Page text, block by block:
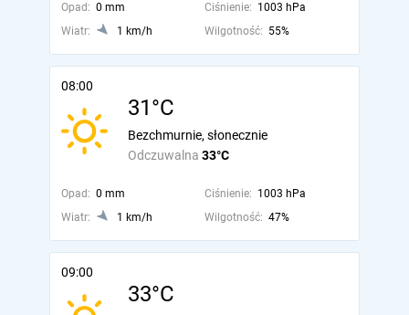
Opad: 0 mm Ciśnienie: 1003 hPa
Wiatr:
1 km/h Wilgotność: 55%
08:00
31°C
Odczuwalna 33°C
Bezchmurnie, słonecznie
Opad: 0 mm Ciśnienie: 1003 hPa
Wiatr:
1 km/h Wilgotność: 47%
09:00
33°C